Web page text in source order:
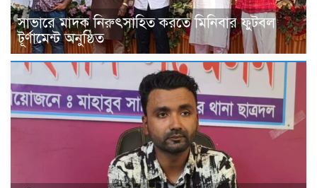
সাভারে মাদক নিরুৎসাহিত করতে মিনিবার ফুটবল
টূর্ণামেন্ট অনুষ্ঠিত